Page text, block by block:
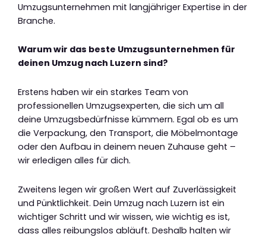
Umzugsunternehmen mit langjähriger Expertise in der
Branche.
Warum wir das beste Umzugsunternehmen für
deinen Umzug nach Luzern sind?
Erstens haben wir ein starkes Team von
professionellen Umzugsexperten, die sich um all
deine Umzugsbedürfnisse kümmern. Egal ob es um
die Verpackung, den Transport, die Möbelmontage
oder den Aufbau in deinem neuen Zuhause geht –
wir erledigen alles für dich.
Zweitens legen wir großen Wert auf Zuverlässigkeit
und Pünktlichkeit. Dein Umzug nach Luzern ist ein
wichtiger Schritt und wir wissen, wie wichtig es ist,
dass alles reibungslos abläuft. Deshalb halten wir